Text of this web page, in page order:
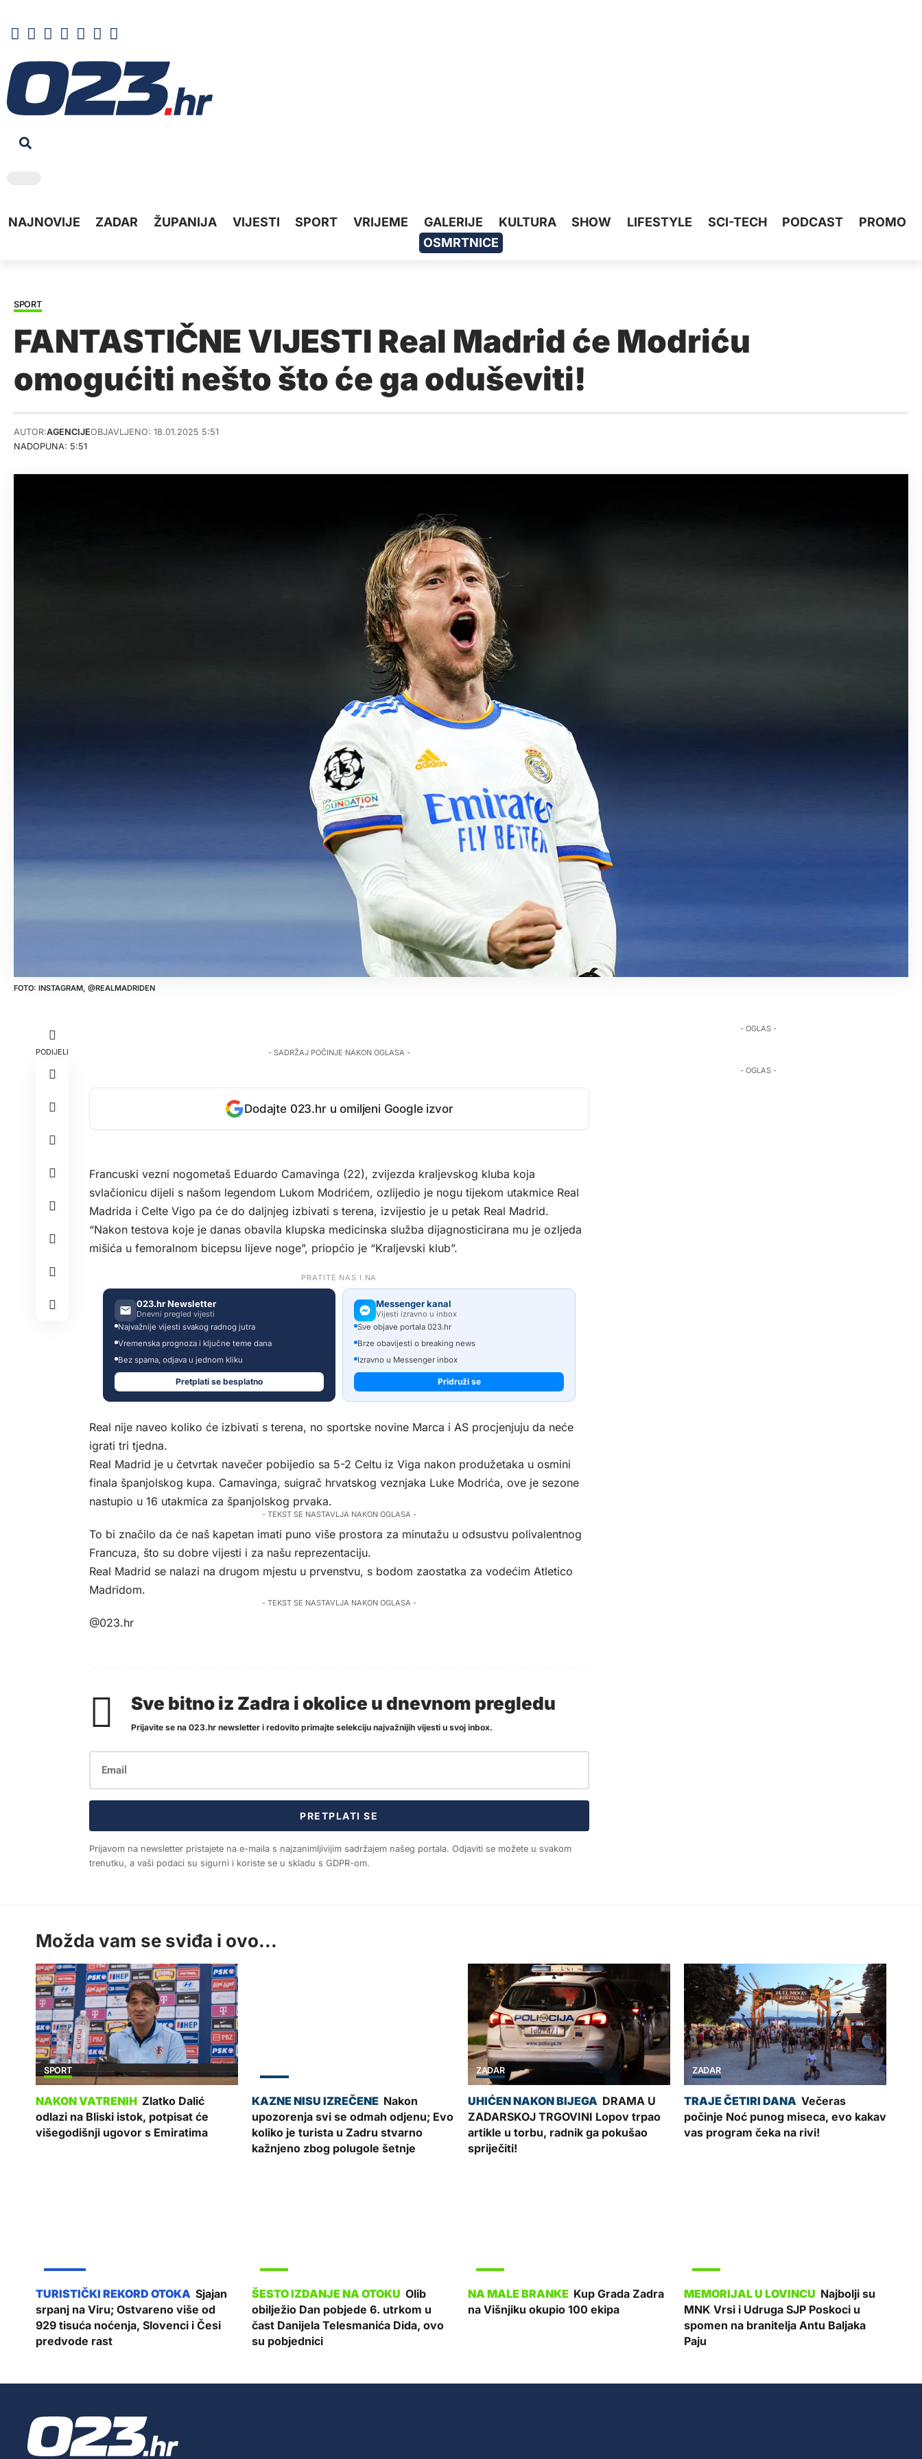
NAJNOVIJE ZADAR ŽUPANIJA VIJESTI SPORT VRIJEME GALERIJE KULTURA SHOW LIFESTYLE SCI-TECH PODCAST
PROMO
OSMRTNICE
SPORT
FANTASTIČNE VIJESTI Real Madrid će Modriću
omogućiti nešto što će ga oduševiti!
NADOPUNA: 5:51
AUTOR:AGENCIJEOBJAVLJENO: 18.01.2025 5:51
INSTAGRAM, @REALMADRIDEN
PODIJELI - SADRŽAJ POČINJE NAKON OGLASA -
Dodajte 023.hr u omiljeni Google izvor
Francuski vezni nogometaš Eduardo Camavinga (22), zvijezda kraljevskog kluba koja
svlačionicu dijeli s našom legendom Lukom Modrićem, ozlijedio je nogu tijekom utakmice Real
Madrida i Celte Vigo pa će do daljnjeg izbivati s terena, izvijestio je u petak Real Madrid.
“Nakon testova koje je danas obavila klupska medicinska služba dijagnosticirana mu je ozljeda
mišića u femoralnom bicepsu lijeve noge”, priopćio je “Kraljevski klub”.
PRATITE NAS I NA
023.hr Newsletter
Dnevni pregled vijesti
Najvažnije vijesti svakog radnog jutra
Vremenska prognoza i ključne teme dana
Bez spama, odjava u jednom kliku
Pretplati se besplatno
Messenger kanal
Vijesti izravno u inbox
Sve objave portala 023.hr
Brze obavijesti o breaking news
Izravno u Messenger inbox
Pridruži se
Real nije naveo koliko će izbivati s terena, no sportske novine Marca i AS procjenjuju da neće
igrati tri tjedna.
Real Madrid je u četvrtak navečer pobijedio sa 5-2 Celtu iz Viga nakon produžetaka u osmini
finala španjolskog kupa. Camavinga, suigrač hrvatskog veznjaka Luke Modrića, ove je sezone
nastupio u 16 utakmica za španjolskog prvaka.
- TEKST SE NASTAVLJA NAKON OGLASA -
To bi značilo da će naš kapetan imati puno više prostora za minutažu u odsustvu polivalentnog
Francuza, što su dobre vijesti i za našu reprezentaciju.
Real Madrid se nalazi na drugom mjestu u prvenstvu, s bodom zaostatka za vodećim Atletico
Madridom.
- TEKST SE NASTAVLJA NAKON OGLASA -
@023.hr
Sve bitno iz Zadra i okolice u dnevnom pregledu
Prijavite se na 023.hr newsletter i redovito primajte selekciju najvažnijih vijesti u svoj inbox.
PRETPLATI SE
Prijavom na newsletter pristajete na e-maila s najzanimljivijim sadržajem našeg portala. Odjaviti se možete u svakom
trenutku, a vaši podaci su sigurni i koriste se u skladu s GDPR-om.
- OGLAS -
- OGLAS -
Možda vam se sviđa i ovo...
SPORT
Zlatko Dalić
odlazi na Bliski istok, potpisat će
višegodišnji ugovor s Emiratima
Nakon
upozorenja svi se odmah odjenu; Evo
koliko je turista u Zadru stvarno
kažnjeno zbog polugole šetnje
ZADAR
DRAMA U
ZADARSKOJ TRGOVINI Lopov trpao
artikle u torbu, radnik ga pokušao
spriječiti!
ZADAR
Večeras
počinje Noć punog miseca, evo kakav
vas program čeka na rivi!
Sjajan
srpanj na Viru; Ostvareno više od
929 tisuća noćenja, Slovenci i Česi
predvode rast
Olib
obilježio Dan pobjede 6. utrkom u
čast Danijela Telesmanića Dida, ovo
su pobjednici
Kup Grada Zadra
na Višnjiku okupio 100 ekipa
Najbolji su
MNK Vrsi i Udruga SJP Poskoci u
spomen na branitelja Antu Baljaka
Paju